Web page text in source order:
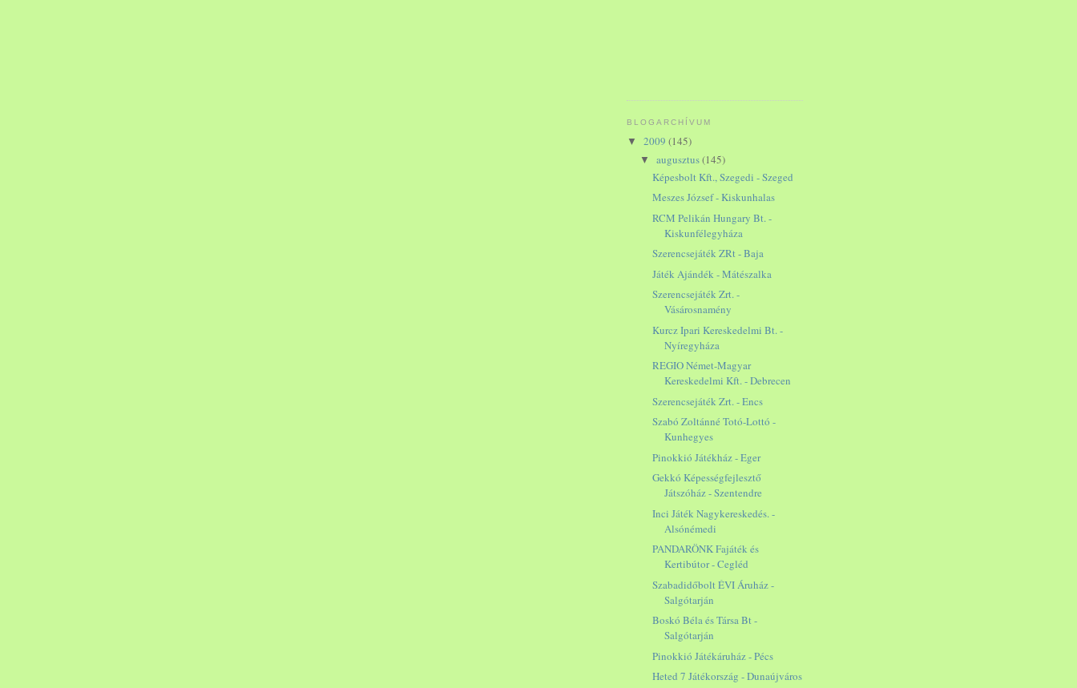
BLOGARCHÍVUM
▼ 2009 (145)
▼ augusztus(145)
Képesbolt Kft., Szegedi - Szeged
Meszes József - Kiskunhalas
RCM Pelikán Hungary Bt. -
Kiskunfélegyháza
Szerencsejáték ZRt - Baja
Játék Ajándék - Mátészalka
Szerencsejáték Zrt. -
Vásárosnamény
Kurcz Ipari Kereskedelmi Bt. -
Nyíregyháza
REGIO Német-Magyar
Kereskedelmi Kft. - Debrecen
Szerencsejáték Zrt. - Encs
Szabó Zoltánné Totó-Lottó -
Kunhegyes
Pinokkió Játékház - Eger
Gekkó Képességfejlesztő
Játszóház - Szentendre
Inci Játék Nagykereskedés. -
Alsónémedi
PANDARÖNK Fajáték és
Kertibútor - Cegléd
Szabadidőbolt ÉVI Áruház -
Salgótarján
Boskó Béla és Társa Bt -
Salgótarján
Pinokkió Játékáruház - Pécs
Heted 7 Játékország - Dunaújváros